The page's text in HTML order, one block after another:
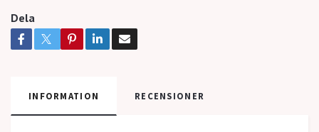
Dela
INFORMATION RECENSIONER